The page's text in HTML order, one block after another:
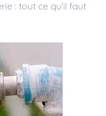
: tout ce qu’il faut